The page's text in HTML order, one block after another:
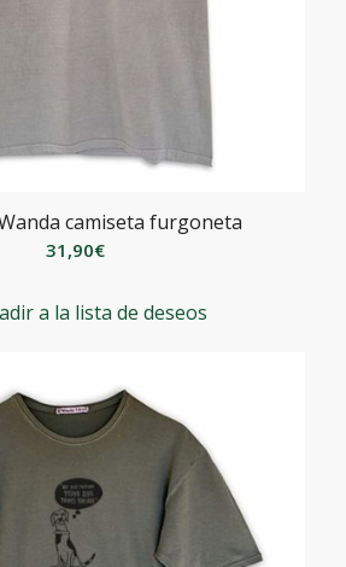
camiseta furgoneta
31,90€
a la lista de deseos